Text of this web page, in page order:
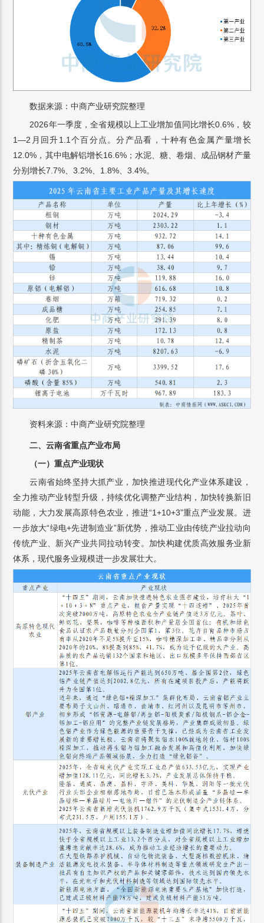
数据来源：中商产业研究院整理
2026年一季度，全省规模以上工业增加值同比增长0.6%，较
1—2月回升1.1个百分点。分产品看，十种有色金属产量增长
12.0%，其中电解铝增长16.6%；水泥、糖、卷烟、成品钢材产量
分别增长7.7%、3.2%、1.8%、3.4%。
资料来源：中商产业研究院整理
二、云南省重点产业布局
（一）重点产业现状
云南省始终坚持大抓产业，加快推进现代化产业体系建设，
全力推动产业转型升级，持续优化调整产业结构，加快转换新旧
动能，大力发展高原特色农业，推进“1+10+3”重点产业发展。进
一步放大“绿电+先进制造业”新优势，推动工业由传统产业拉动向
传统产业、新兴产业共同拉动转变。加快构建优质高效服务业新
体系，现代服务业规模进一步发展壮大。